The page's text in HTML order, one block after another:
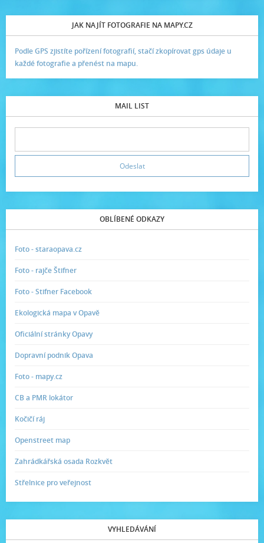
JAK NAJÍT FOTOGRAFIE NA MAPY.CZ
Podle GPS zjistíte pořízení fotografií, stačí zkopírovat gps údaje u
každé fotografie a přenést na mapu.
MAIL LIST
OBLÍBENÉ ODKAZY
Foto - staraopava.cz
Foto - rajče Štifner
Foto - Stifner Facebook
Ekologická mapa v Opavě
Oficiální stránky Opavy
Dopravní podnik Opava
Foto - mapy.cz
CB a PMR lokátor
Kočičí ráj
Openstreet map
Zahrádkářská osada Rozkvět
Střelnice pro veřejnost
VYHLEDÁVÁNÍ